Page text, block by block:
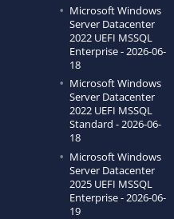
Microsoft Windows
Server Datacenter
2022 UEFI MSSQL
Enterprise - 2026-06-
18
Microsoft Windows
Server Datacenter
2022 UEFI MSSQL
Standard - 2026-06-
18
Microsoft Windows
Server Datacenter
2025 UEFI MSSQL
Enterprise - 2026-06-
19